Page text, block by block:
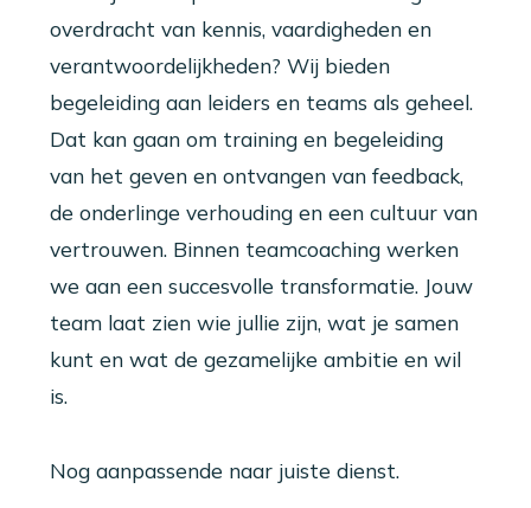
overdracht van kennis, vaardigheden en
verantwoordelijkheden? Wij bieden
begeleiding aan leiders en teams als geheel.
Dat kan gaan om training en begeleiding
van het geven en ontvangen van feedback,
de onderlinge verhouding en een cultuur van
vertrouwen. Binnen teamcoaching werken
we aan een succesvolle transformatie. Jouw
team laat zien wie jullie zijn, wat je samen
kunt en wat de gezamelijke ambitie en wil
is.
Nog aanpassende naar juiste dienst.